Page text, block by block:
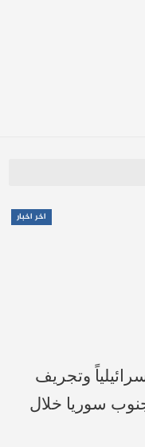
اخر اخبار
إسرائيلياً وتجريف
سوريا خلال